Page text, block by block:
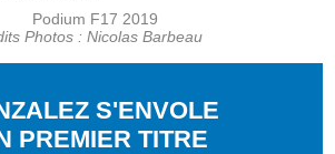
Photos : Nicolas Barbeau
S'ENVOLE
PREMIER TITRE